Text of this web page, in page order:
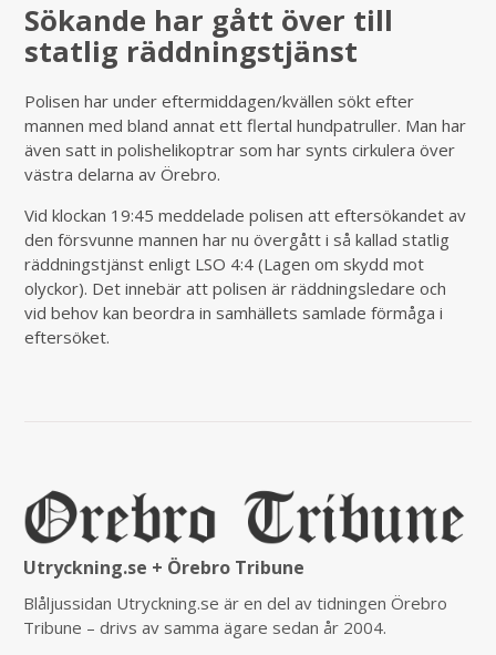
Sökande har gått över till
statlig räddningstjänst
Polisen har under eftermiddagen/kvällen sökt efter
mannen med bland annat ett flertal hundpatruller. Man har
även satt in polishelikoptrar som har synts cirkulera över
västra delarna av Örebro.
Vid klockan 19:45 meddelade polisen att eftersökandet av
den försvunne mannen har nu övergått i så kallad statlig
räddningstjänst enligt LSO 4:4 (Lagen om skydd mot
olyckor). Det innebär att polisen är räddningsledare och
vid behov kan beordra in samhällets samlade förmåga i
eftersöket.
Utryckning.se + Örebro Tribune
Blåljussidan Utryckning.se är en del av tidningen Örebro
Tribune – drivs av samma ägare sedan år 2004.